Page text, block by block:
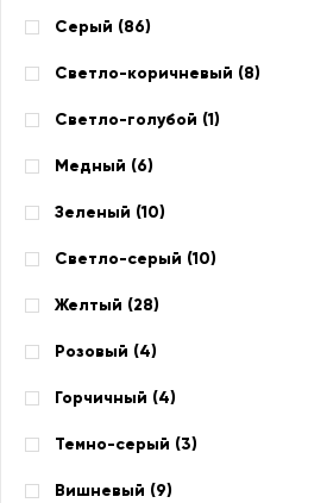
Серый (86)
Светло-коричневый (8)
Светло-голубой (1)
Медный (6)
Зеленый (10)
Светло-серый (10)
Желтый (28)
Розовый (4)
Горчичный (4)
Темно-серый (3)
Вишневый (9)